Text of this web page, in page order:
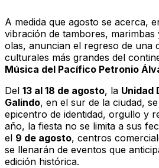
A medida que agosto se acerca,
vibración de tambores,
olas, anuncian el regreso de una
culturales más grandes del
Música del Pacífico Petronio
Del 13 al 18 de agosto, la Unidad
Galindo, en el sur de la ciudad,
epicentro de identidad, orgullo y
año, la fiesta no se limita a sus
el 9 de agosto, centros
se llenarán de eventos que
edición histórica.